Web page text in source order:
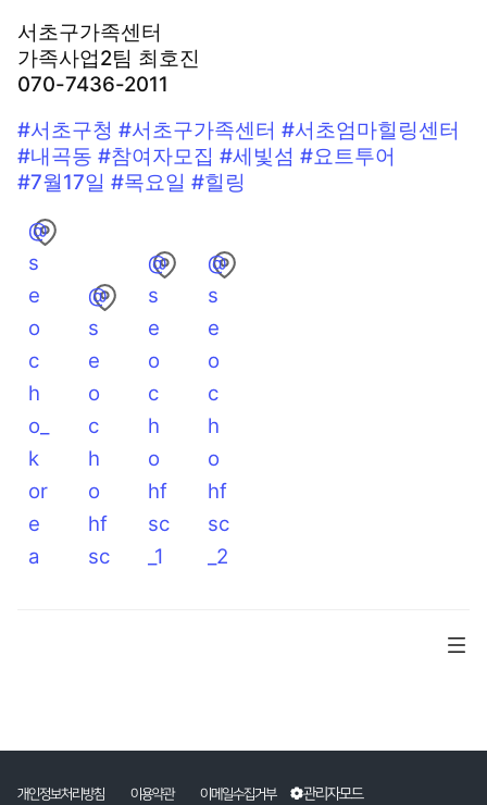
서초구가족센터
가족사업2팀 최호진
070-7436-2011
#서초구청 #서초구가족센터 #서초엄마힐링센터
#내곡동 #참여자모집 #세빛섬 #요트투어
#7월17일 #목요일 #힐링
@
s
e
o
c
h
o_
k
or
e
a
@
s
e
o
c
h
o
hf
sc
@
s
e
o
c
h
o
hf
sc
_1
@
s
e
o
c
h
o
hf
sc
_2
개인정보처리방침 이용약관 이메일수집거부 관리자모드